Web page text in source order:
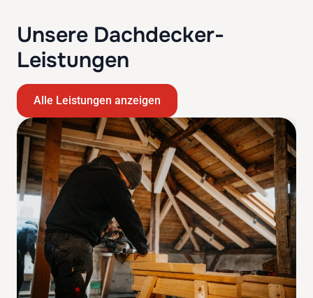
Unsere Dachdecker-
Leistungen
Alle Leistungen anzeigen